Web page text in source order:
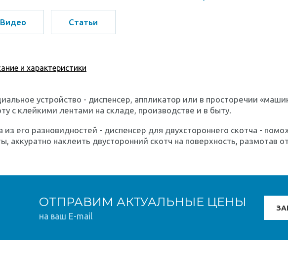
Видео Статьи
и характеристики
устройство - диспенсер, аппликатор или в просторечии
с клейкими лентами на складе, производстве и в быту.
из его разновидностей - диспенсер для двухстороннего скотча -
аккуратно наклеить двусторонний скотч на поверхность, размотав
ОТПРАВИМ АКТУАЛЬНЫЕ ЦЕНЫ
на ваш E-mail